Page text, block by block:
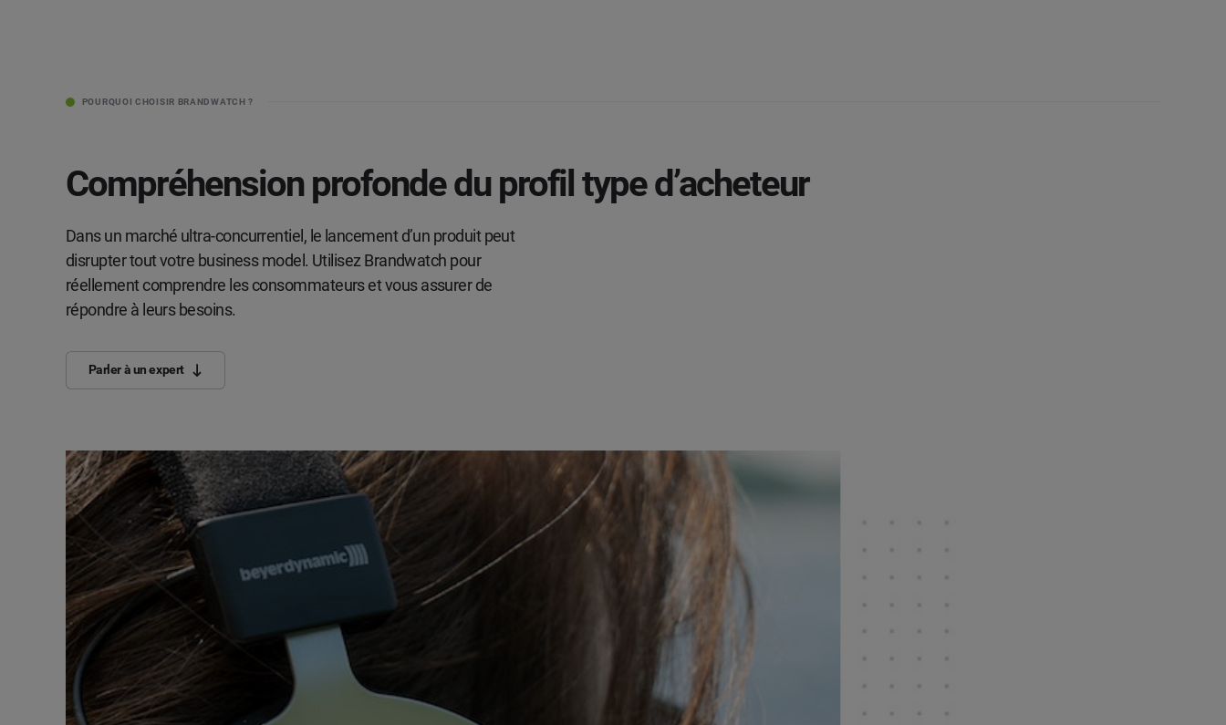
POURQUOI CHOISIR BRANDWATCH ?
Compréhension profonde du profil type d’acheteur
Dans un marché ultra-concurrentiel, le lancement d’un produit peut
disrupter tout votre business model. Utilisez Brandwatch pour
réellement comprendre les consommateurs et vous assurer de
répondre à leurs besoins.
Parler à un expert